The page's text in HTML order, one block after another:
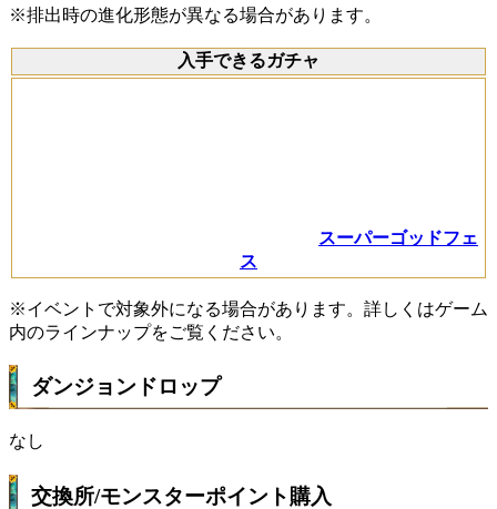
※排出時の進化形態が異なる場合があります。
入手できるガチャ
スーパーゴッドフェ
ス
※イベントで対象外になる場合があります。詳しくはゲーム
内のラインナップをご覧ください。
ダンジョンドロップ
なし
交換所/モンスターポイント購入